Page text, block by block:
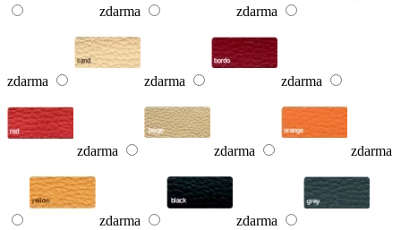
zdarma zdarma
zdarma zdarma zdarma
zdarma zdarma zdarma
zdarma zdarma